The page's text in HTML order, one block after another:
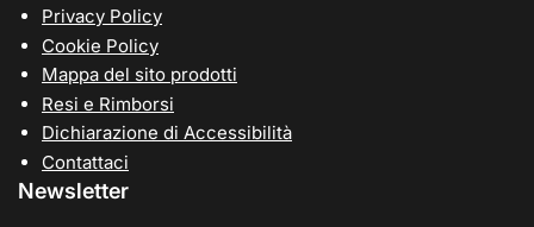
Privacy Policy
Cookie Policy
Mappa del sito prodotti
Resi e Rimborsi
Dichiarazione di Accessibilità
Contattaci
Newsletter